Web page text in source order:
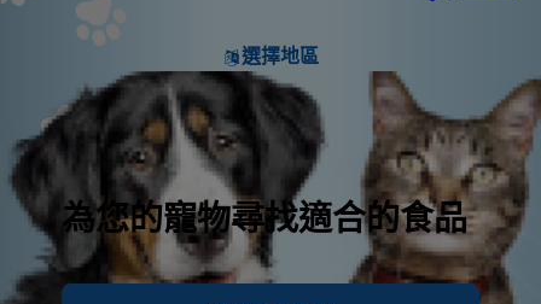
選擇地區
為您的寵物尋找適合的食品